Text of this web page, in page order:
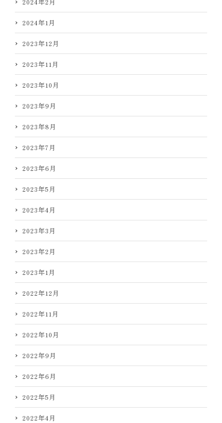
2024年1月
2023年12月
2023年11月
2023年10月
2023年9月
2023年8月
2023年7月
2023年6月
2023年5月
2023年4月
2023年3月
2023年2月
2023年1月
2022年12月
2022年11月
2022年10月
2022年9月
2022年6月
2022年5月
2022年4月